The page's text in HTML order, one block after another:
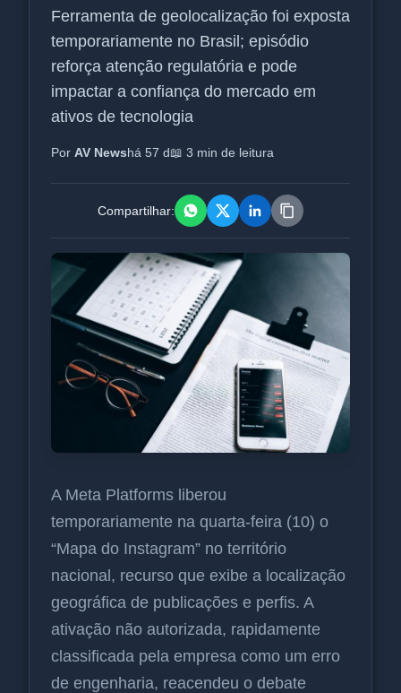
Ferramenta de geolocalização foi exposta
temporariamente no Brasil; episódio
reforça atenção regulatória e pode
impactar a confiança do mercado em
ativos de tecnologia
Por AV Newshá 57 d📖 3 min de leitura
Compartilhar:
A Meta Platforms liberou
temporariamente na quarta-feira (10) o
“Mapa do Instagram” no território
nacional, recurso que exibe a localização
geográfica de publicações e perfis. A
ativação não autorizada, rapidamente
classificada pela empresa como um erro
de engenharia, reacendeu o debate